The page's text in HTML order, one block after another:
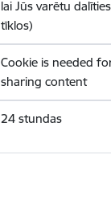
lai Jūs varētu
tīklos)
Cookie is needed
sharing content
24 stundas